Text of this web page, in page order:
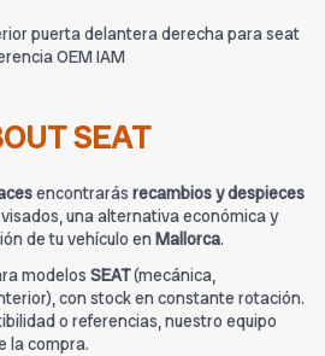
puerta delantera derecha para seat
OEM IAM
SEAT
encontrarás recambios y despieces
una alternativa económica y
de tu vehículo en Mallorca.
modelos SEAT(mecánica,
con stock en constante rotación.
o referencias, nuestro equipo
la compra.